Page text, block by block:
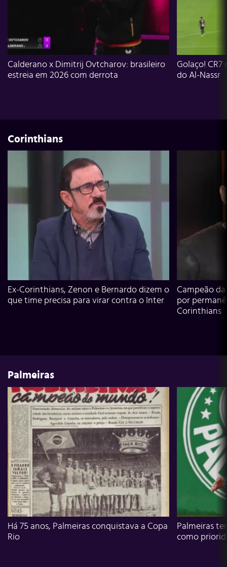
Calderano x Dimitrij Ovtcharov: brasileiro
estreia em 2026 com derrota
Golaço!
do Al-Nassr
Corinthians
Ex-Corinthians, Zenon e Bernardo dizem o
que time precisa para virar contra o Inter
Campeão
por
Corinthians
Palmeiras
Há 75 anos, Palmeiras conquistava a Copa
Rio
Palmeiras
como